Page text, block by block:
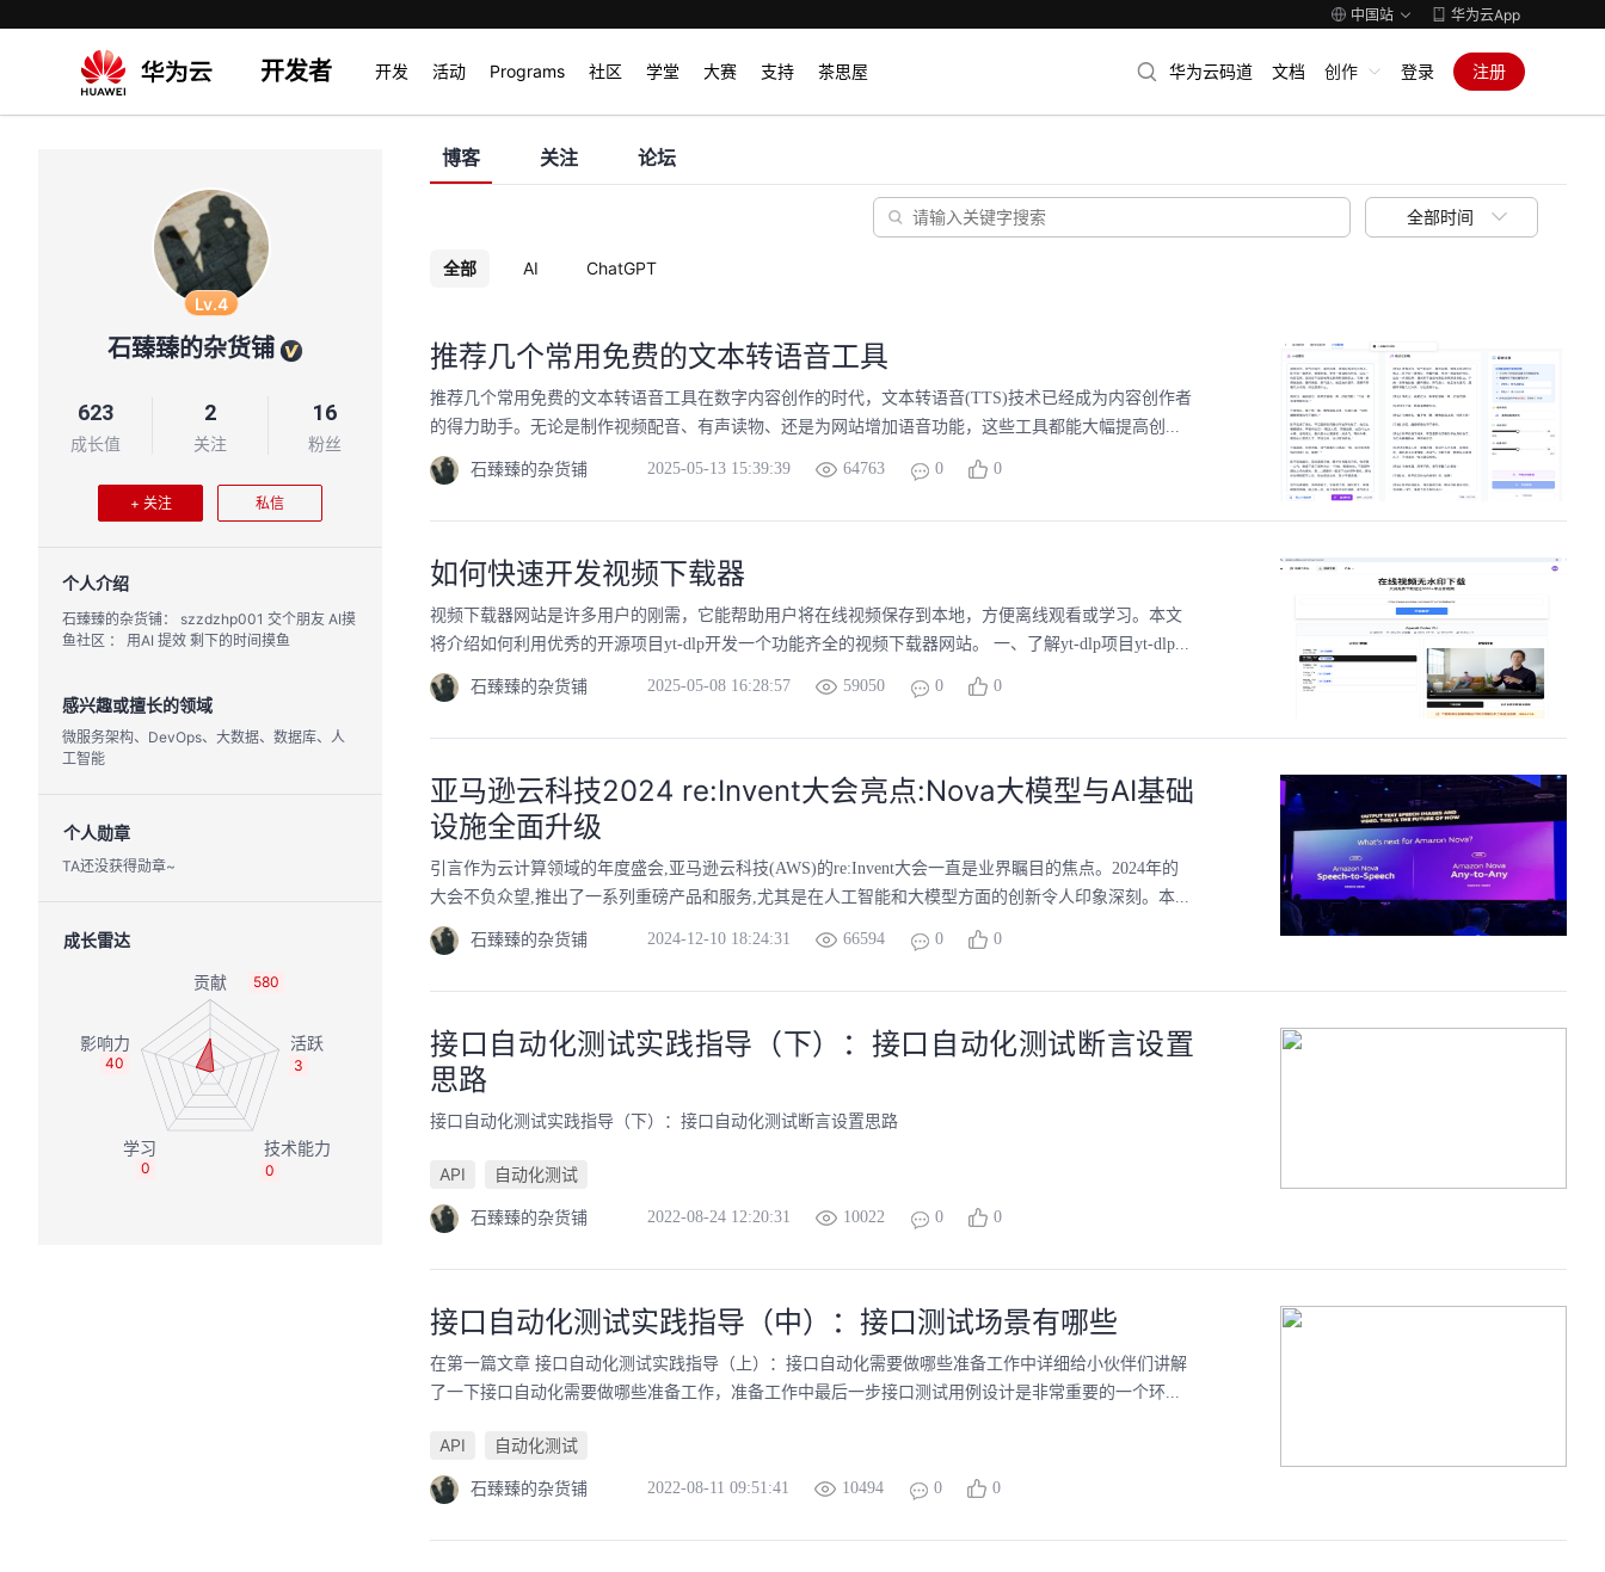
中国站 华为云App
开发者 开发 活动 Programs 社区 学堂 大赛 支持 茶思屋 华为云码道 文档 创作 登录 注册
Lv.4
石臻臻的杂货铺
623
成长值
2
关注
16
粉丝
+ 关注 私信
个人介绍
石臻臻的杂货铺： szzdzhp001 交个朋友 AI摸
鱼社区 ： 用AI 提效 剩下的时间摸鱼
感兴趣或擅长的领域
微服务架构、DevOps、大数据、数据库、人
工智能
个人勋章
TA还没获得勋章~
成长雷达
580
3
0
0
40
博客 关注 论坛
全部时间
全部 AI ChatGPT
推荐几个常用免费的文本转语音工具
推荐几个常用免费的文本转语音工具在数字内容创作的时代，文本转语音(TTS)技术已经成为内容创作者
的得力助手。无论是制作视频配音、有声读物、还是为网站增加语音功能，这些工具都能大幅提高创...
石臻臻的杂货铺 2025-05-13 15:39:39 64763 0 0
如何快速开发视频下载器
视频下载器网站是许多用户的刚需，它能帮助用户将在线视频保存到本地，方便离线观看或学习。本文
将介绍如何利用优秀的开源项目yt-dlp开发一个功能齐全的视频下载器网站。 一、了解yt-dlp项目yt-dlp...
石臻臻的杂货铺 2025-05-08 16:28:57 59050 0 0
亚马逊云科技2024 re:Invent大会亮点:Nova大模型与AI基础
设施全面升级
引言作为云计算领域的年度盛会,亚马逊云科技(AWS)的re:Invent大会一直是业界瞩目的焦点。2024年的
大会不负众望,推出了一系列重磅产品和服务,尤其是在人工智能和大模型方面的创新令人印象深刻。本...
石臻臻的杂货铺 2024-12-10 18:24:31 66594 0 0
接口自动化测试实践指导（下）：接口自动化测试断言设置
思路
接口自动化测试实践指导（下）：接口自动化测试断言设置思路
API 自动化测试
石臻臻的杂货铺 2022-08-24 12:20:31 10022 0 0
接口自动化测试实践指导（中）：接口测试场景有哪些
在第一篇文章 接口自动化测试实践指导（上）：接口自动化需要做哪些准备工作中详细给小伙伴们讲解
了一下接口自动化需要做哪些准备工作，准备工作中最后一步接口测试用例设计是非常重要的一个环...
API 自动化测试
石臻臻的杂货铺 2022-08-11 09:51:41 10494 0 0